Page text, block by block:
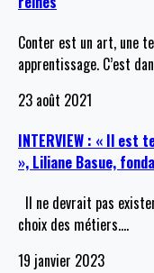
Conter est un art, une
apprentissage. C’est
23 août 2021
INTERVIEW : « Il est
», Liliane Basue,
Il ne devrait pas
choix des métiers.…
19 janvier 2023